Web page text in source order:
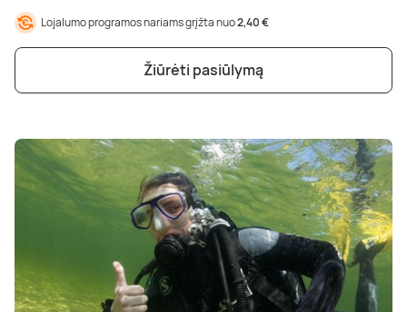
Lojalumo programos nariams grįžta nuo2,40 €
Žiūrėti pasiūlymą